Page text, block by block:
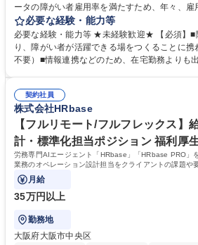
ータの障がい者雇用率を満たすため、年々、
ています。中でも、完全在宅勤務の障がい者の
務を増やすお仕事を担っていただきます。 【詳細】■既存業務の拡大およ
び運用のサポート(オペレーション業務:申請書
サービスの企画立案および推進 障がい者の方に
します。 ■在宅勤務の障がい者社員とのコミ
やスキルの把握 ■AI活用業務など、既存領域を
ータグループの会社へ提案活動 募集職種 【業務企画】未経験OK/正社員登
用実績90%以上/月残業～5H/在宅勤務可/社会
必要な経験・能力等
必要な経験・能力等 ★未経験歓迎★ 【必須】■
り、障がい者が活躍できる場をつくることに
不要）■情報連携などのため、在宅勤務よりも
や活躍の場を生む、唯一無二の社会貢献性を
用】正社員登用を前提としておりますので、
の雇用切り替えとなります。過去の正社員登用
は当社の中核となる管理職になって頂く事を期
に向け全力でサポートを行いますのでご安心ください。 学
歴：大学院 大学 高専 短大 専修学校 高校 語学
契約社員
株式会社HRbase
【フルリモート/フルフレックス】
計・標準化担当ポジション 福利厚
労務専門AIエージェント「HRbase」「HRbase PRO」
業務のオペレーション設計担当をクライアントの課題や
システム設定へと落とし込むポジションです。
月給
35万円以上
勤務地
大阪府大阪市中央区